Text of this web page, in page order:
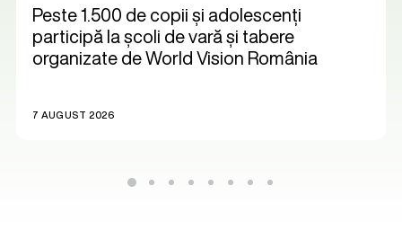
Peste 1.500 de copii și adolescenți
participă la școli de vară și tabere
organizate de World Vision România
7 AUGUST 2026